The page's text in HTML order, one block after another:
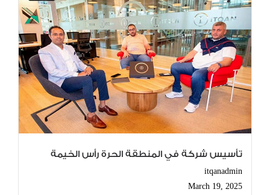
تأسيس شركة في المنطقة الحرة رأس الخيمة
itqanadmin
March 19, 2025